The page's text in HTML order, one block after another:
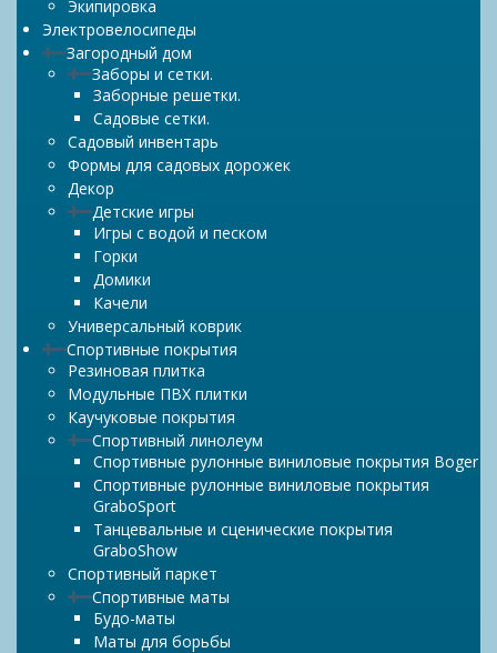
Экипировка
Электровелосипеды
Загородный дом
Заборы и сетки.
Заборные решетки.
Садовые сетки.
Садовый инвентарь
Формы для садовых дорожек
Декор
Детские игры
Игры с водой и песком
Горки
Домики
Качели
Универсальный коврик
Спортивные покрытия
Резиновая плитка
Модульные ПВХ плитки
Каучуковые покрытия
Спортивный линолеум
Спортивные рулонные виниловые покрытия Boger
Спортивные рулонные виниловые покрытия
GraboSport
Танцевальные и сценические покрытия
GraboShow
Спортивный паркет
Спортивные маты
Будо-маты
Маты для борьбы